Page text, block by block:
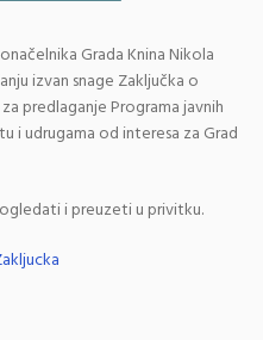
Grada Knina Nikola
izvan snage Zaključka o
predlaganje Programa javnih
i udrugama od interesa za Grad
i preuzeti u privitku.